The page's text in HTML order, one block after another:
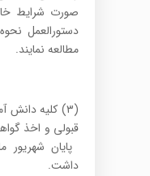
صورت شرایط
دستورالعمل
مطالعه نمایند.
(۳) کلیه
قبولی و اخذ
داشت.